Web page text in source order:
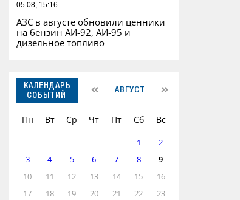
05.08, 15:16
АЗС в августе обновили ценники
на бензин АИ-92, АИ-95 и
дизельное топливо
КАЛЕНДАРЬ
СОБЫТИЙ
АВГУСТ
Пн Вт Ср Чт Пт Сб Вс
1
2
3
4 5 6 7 8
9
10
11 12 13 14 15
16
17
18 19 20 21 22 23